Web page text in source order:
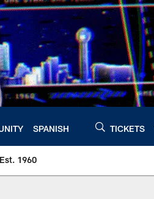
SPANISH TICKETS
Est. 1960